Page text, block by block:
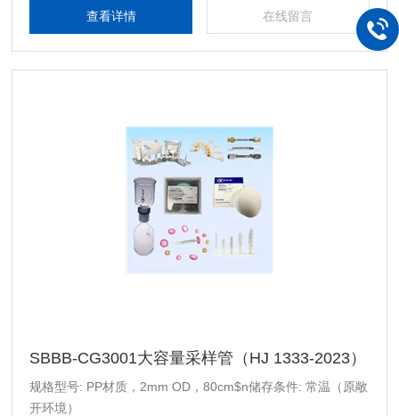
查看详情 在线留言
SBBB-CG3001大容量采样管（HJ 1333-2023）
规格型号: PP材质，2mm OD，80cm$n储存条件: 常温（原敞
开环境）